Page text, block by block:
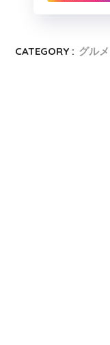
CATEGORY : グルメ